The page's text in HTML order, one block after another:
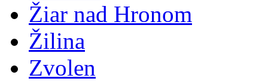
Žiar nad Hronom
Žilina
Zvolen